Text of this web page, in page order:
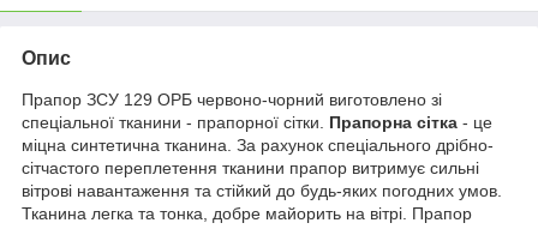
Опис
Прапор ЗСУ 129 ОРБ червоно-чорний виготовлено зі
спеціальної тканини - прапорної сітки. Прапорна сітка - це
міцна синтетична тканина. За рахунок спеціального дрібно-
сітчастого переплетення тканини прапор витримує сильні
вітрові навантаження та стійкий до будь-яких погодних умов.
Тканина легка та тонка, добре майорить на вітрі. Прапор